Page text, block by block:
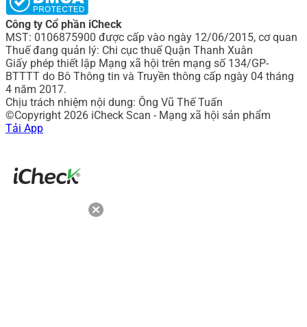
Công ty Cổ phần iCheck
MST: 0106875900 được cấp vào ngày 12/06/2015, cơ quan
Thuế đang quản lý: Chi cục thuế Quận Thanh Xuân
Giấy phép thiết lập Mạng xã hội trên mạng số 134/GP-
BTTTT do Bô Thông tin và Truyền thông cấp ngày 04 tháng
4 năm 2017.
Chịu trách nhiệm nội dung: Ông Vũ Thế Tuấn
©Copyright 2026 iCheck Scan - Mạng xã hội sản phẩm
Tải App